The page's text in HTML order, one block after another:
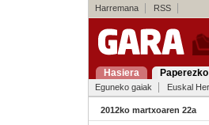
Harremana RSS
Hasiera
Eguneko gaiak Euskal
2012ko martxoaren 22a